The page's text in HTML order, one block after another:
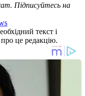
Підписуйтесь на
текст і
це редакцію.